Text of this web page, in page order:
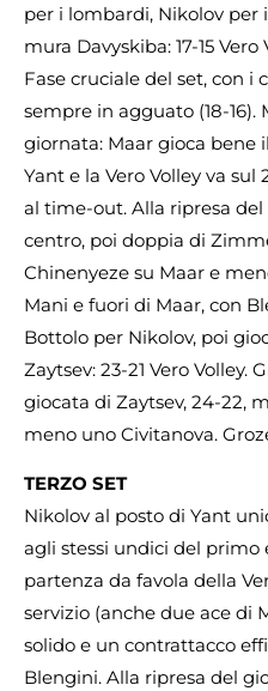
per i lombardi, Nikolov
mura Davyskiba: 17-15
Fase cruciale del set, con i
sempre in agguato (18-16).
giornata: Maar gioca bene
Yant e la Vero Volley va
al time-out. Alla ripresa del
centro, poi doppia di
Chinenyeze su Maar e
Mani e fuori di Maar, con
Bottolo per Nikolov, poi
Zaytsev: 23-21 Vero Volley.
giocata di Zaytsev, 24-22,
meno uno Civitanova.
TERZO SET
Nikolov al posto di Yant
agli stessi undici del primo
partenza da favola della
servizio (anche due ace di
solido e un contrattacco
Blengini. Alla ripresa del